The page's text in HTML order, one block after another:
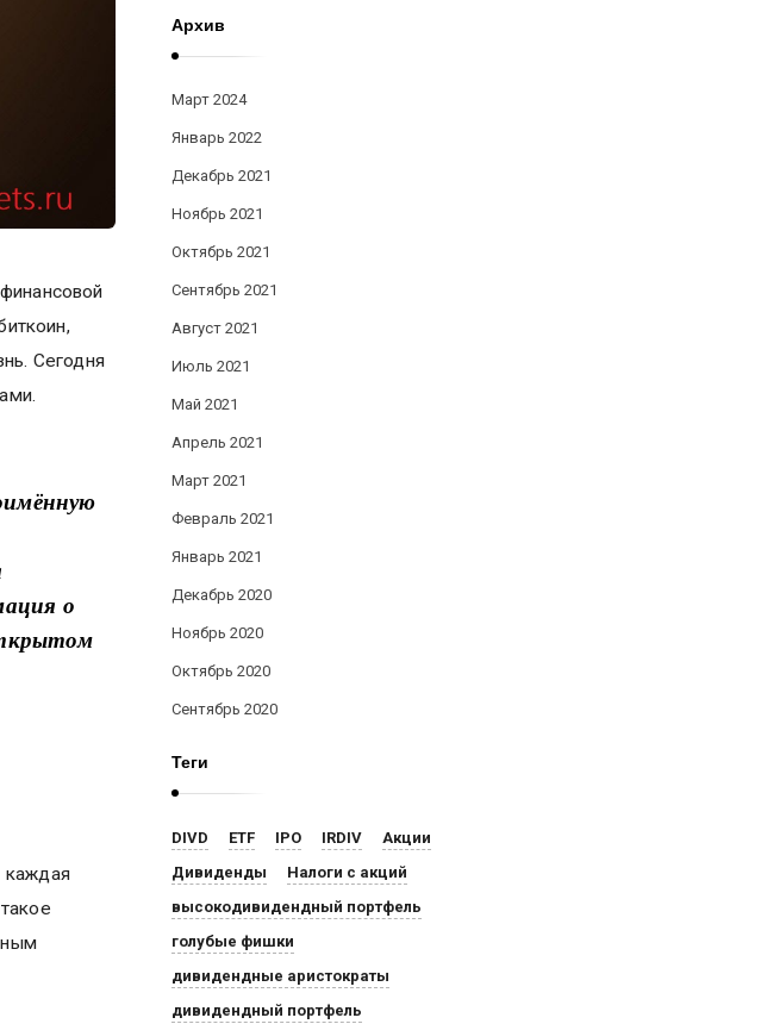
Сегодня
о
каждая
Архив
Март 2024
Январь 2022
Декабрь 2021
Ноябрь 2021
Октябрь 2021
Сентябрь 2021
Август 2021
Июль 2021
Май 2021
Апрель 2021
Март 2021
Февраль 2021
Январь 2021
Декабрь 2020
Ноябрь 2020
Октябрь 2020
Сентябрь 2020
Теги
DIVD ETF IPO IRDIV
Акции
Дивиденды
Налоги с акций
высокодивидендный портфель
голубые фишки
дивидендные аристократы
дивидендный портфель